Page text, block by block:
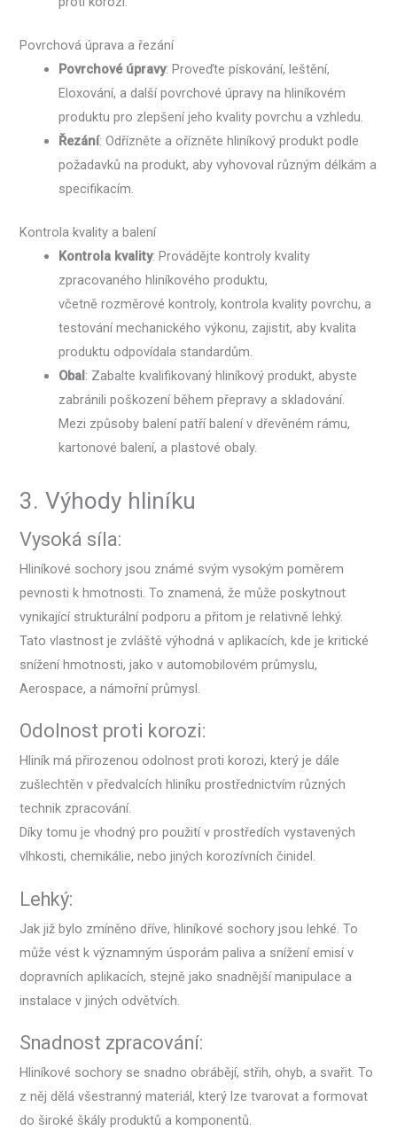
Povrchová úprava a řezání
Povrchové úpravy: Proveďte pískování, leštění,
Eloxování, a další povrchové úpravy na hliníkovém
produktu pro zlepšení jeho kvality povrchu a vzhledu.
Řezání: Odřízněte a ořízněte hliníkový produkt podle
požadavků na produkt, aby vyhovoval různým délkám a
specifikacím.
Kontrola kvality a balení
Kontrola kvality: Provádějte kontroly kvality
zpracovaného hliníkového produktu,
včetně rozměrové kontroly, kontrola kvality povrchu, a
testování mechanického výkonu, zajistit, aby kvalita
produktu odpovídala standardům.
Obal: Zabalte kvalifikovaný hliníkový produkt, abyste
zabránili poškození během přepravy a skladování.
Mezi způsoby balení patří balení v dřevěném rámu,
kartonové balení, a plastové obaly.
3. Výhody hliníku
Vysoká síla:
Hliníkové sochory jsou známé svým vysokým poměrem
pevnosti k hmotnosti. To znamená, že může poskytnout
vynikající strukturální podporu a přitom je relativně lehký.
Tato vlastnost je zvláště výhodná v aplikacích, kde je kritické
snížení hmotnosti, jako v automobilovém průmyslu,
Aerospace, a námořní průmysl.
Odolnost proti korozi:
Hliník má přirozenou odolnost proti korozi, který je dále
zušlechtěn v předvalcích hliníku prostřednictvím různých
technik zpracování.
Díky tomu je vhodný pro použití v prostředích vystavených
vlhkosti, chemikálie, nebo jiných korozívních činidel.
Lehký:
Jak již bylo zmíněno dříve, hliníkové sochory jsou lehké. To
může vést k významným úsporám paliva a snížení emisí v
dopravních aplikacích, stejně jako snadnější manipulace a
instalace v jiných odvětvích.
Snadnost zpracování:
Hliníkové sochory se snadno obrábějí, střih, ohyb, a svařit. To
z něj dělá všestranný materiál, který lze tvarovat a formovat
do široké škály produktů a komponentů.